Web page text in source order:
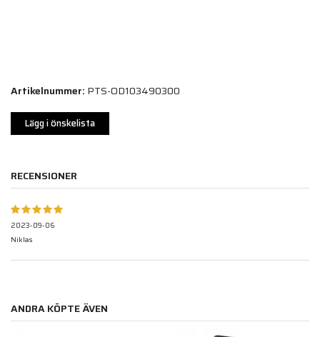
Artikelnummer: PTS-OD103490300
Lägg i önskelista
RECENSIONER
2023-09-06
Niklas
ANDRA KÖPTE ÄVEN